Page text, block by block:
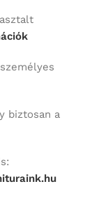
biztosan a